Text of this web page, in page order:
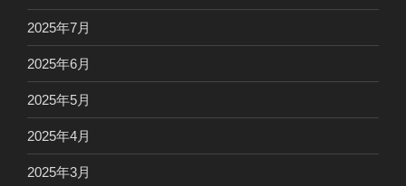
2025年7月
2025年6月
2025年5月
2025年4月
2025年3月